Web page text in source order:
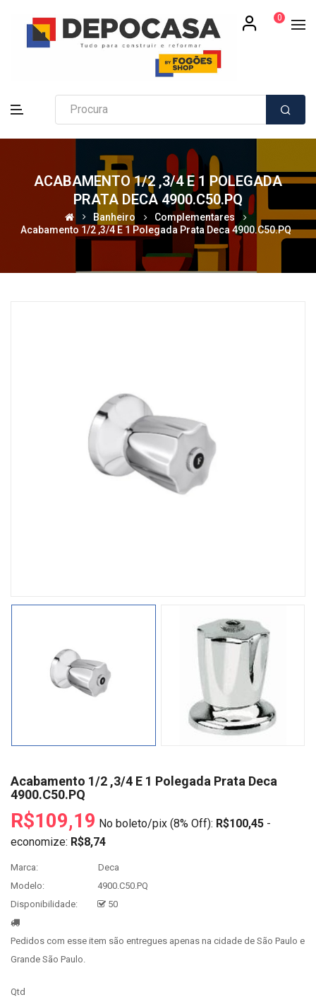
0
ACABAMENTO 1/2 ,3/4 E 1 POLEGADA
PRATA DECA 4900.C50.PQ
Banheiro
Complementares
Acabamento 1/2 ,3/4 E 1 Polegada Prata Deca 4900.C50.PQ
Acabamento 1/2 ,3/4 E 1 Polegada Prata Deca
4900.C50.PQ
R$109,19 No boleto/pix (8% Off): R$100,45 -
economize: R$8,74
Marca:
Deca
Modelo:
4900.C50.PQ
Disponibilidade:
50
Pedidos com esse item são entregues apenas na cidade de São Paulo e
Grande São Paulo.
Qtd